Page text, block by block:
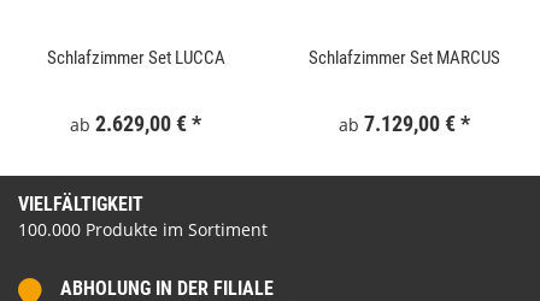
Schlafzimmer Set LUCCA
ab 2.629,00 €*
Schlafzimmer Set MARCUS
ab 7.129,00 €*
VIELFÄLTIGKEIT
100.000 Produkte im Sortiment
ABHOLUNG IN DER FILIALE